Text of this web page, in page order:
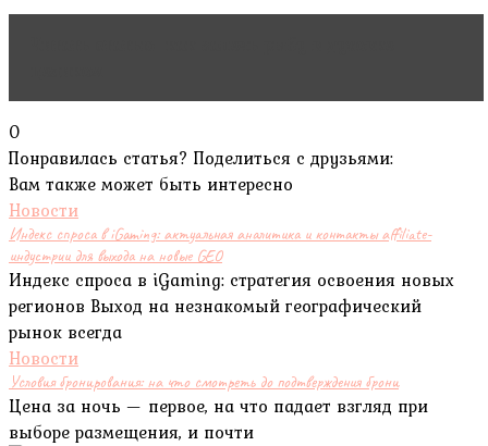
0
Понравилась статья? Поделиться с друзьями:
Вам также может быть интересно
Новости
Индекс спроса в iGaming: актуальная аналитика и контакты affiliate-
индустрии для выхода на новые GEO
Индекс спроса в iGaming: стратегия освоения новых
регионов Выход на незнакомый географический
рынок всегда
Новости
Условия бронирования: на что смотреть до подтверждения брони
Цена за ночь — первое, на что падает взгляд при
выборе размещения, и почти